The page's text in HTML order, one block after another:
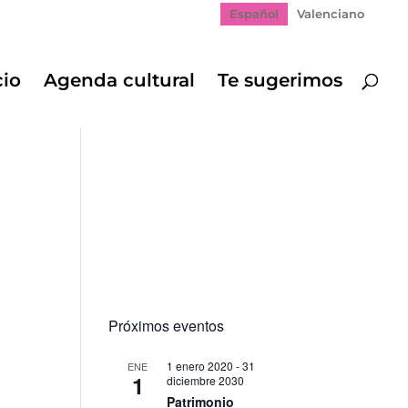
Español Valenciano
Agenda cultural Te sugerimos
Próximos eventos
ENE
1
1 enero 2020 -31
diciembre 2030
Patrimonio